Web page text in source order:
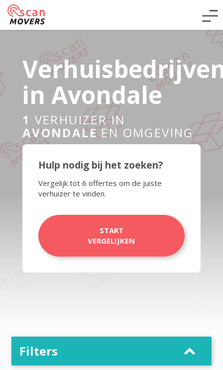
in Avondale
1 VERHUIZER IN
AVONDALE EN OMGEVING
Hulp nodig bij het zoeken?
Vergelijk tot 6 offertes om de juiste
verhuizer te vinden.
START
VERGELIJKEN
Filters